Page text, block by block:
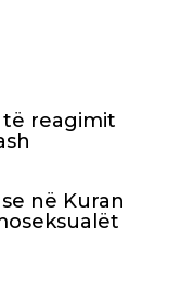
reagimit
në Kuran